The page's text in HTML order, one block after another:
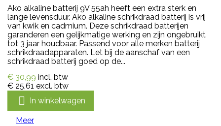
Ako alkaline batterij 9V 55ah heeft een extra sterk en
lange levensduur. Ako alkaline schrikdraad batterij is vrij
van kwik en cadmium. Deze schrikdraad batterijen
garanderen een gelijkmatige werking en zijn ongebruikt
tot 3 jaar houdbaar. Passend voor alle merken batterij
schrikdraadapparaten. Let bij de aanschaf van een
schrikdraad batterij goed op de...
€ 30,99 incl. btw
€ 25,61 excl. btw
 In winkelwagen
Meer